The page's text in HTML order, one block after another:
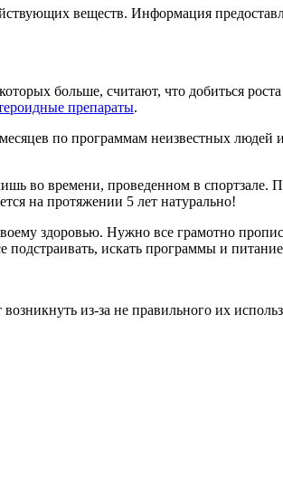
веществ. Информация
больше, считают, что добиться
препараты.
по программам неизвестных людей
во времени, проведенном в спортзале.
на протяжении 5 лет натурально!
здоровью. Нужно все грамотно
подстраивать, искать программы и
из-за не правильного их